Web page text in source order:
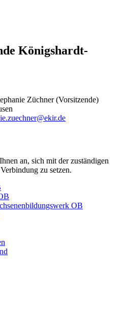
Königshardt-
Züchner (Vorsitzende)
an, sich mit der zuständigen
zu setzen.
OB